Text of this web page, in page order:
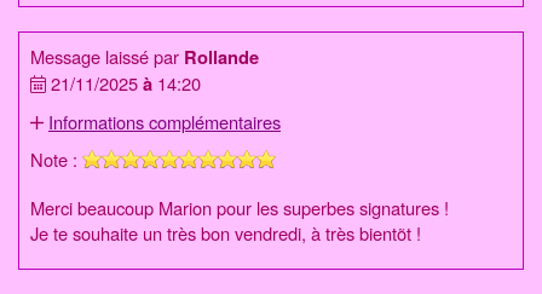
Message laissé par Rollande
21/11/2025à 14:20
Informations complémentaires
Note :
Merci beaucoup Marion pour les superbes signatures !
Je te souhaite un très bon vendredi, à très bientõt !